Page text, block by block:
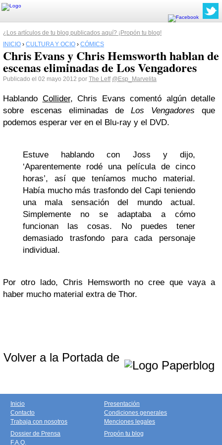
¿Los artículos de tu blog publicados aquí? ¡Propón tu blog!
INICIO › CULTURA Y OCIO › CÓMICS
Chris Evans y Chris Hemsworth hablan de
escenas eliminadas de Los Vengadores
Publicado el 02 mayo 2012 por The Leff @Esp_Marvelita
Hablando Collider, Chris Evans comentó algún detalle
sobre escenas eliminadas deLos Vengadores que
podemos esperar ver en el Blu-ray y el DVD.
Estuve hablando con Joss y dijo,
‘Aparentemente rodé una película de cinco
horas’, así que teníamos mucho material.
Había mucho más trasfondo del Capi teniendo
una mala sensación del mundo actual.
Simplemente no se adaptaba a cómo
funcionan las cosas. No puedes tener
demasiado trasfondo para cada personaje
individual.
Por otro lado, Chris Hemsworth no cree que vaya a
haber mucho material extra de Thor.
Volver a la Portada de
Inicio
Contacto
Trabaja con nosotros
Presentación
Condiciones generales
Menciones legales
Dossier de Prensa
F.A.Q.
Propón tu blog